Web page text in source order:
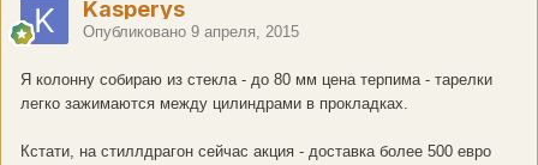
Kasperys
Опубликовано 9 апреля, 2015
Я колонну собираю из стекла - до 80 мм цена терпима - тарелки
легко зажимаются между цилиндрами в прокладках.
Кстати, на стиллдрагон сейчас акция - доставка более 500 евро